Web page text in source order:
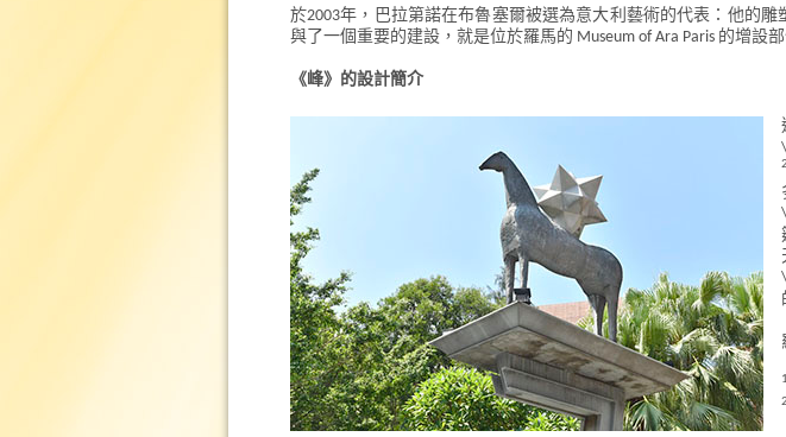
於2003年，巴拉第諾在布魯塞爾被選為意大利藝術的代表：他的
與了一個重要的建設，就是位於羅馬的 Museum of Ara Paris 的增設部
《峰》的設計簡介
2
1
2